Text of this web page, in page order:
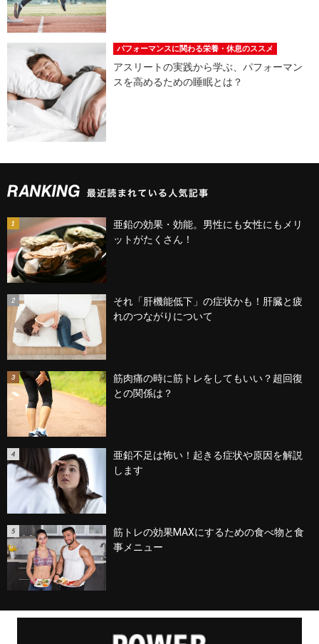
パフォーマンスに関わる栄養・休息のススメ
アスリートの実践から学ぶ、パフォーマン
スを高めるための睡眠とは？
亜鉛の効果・効能。男性にも女性にもメリ
ットがたくさん！
それ「肝機能低下」の症状かも！肝臓と疲
れのつながりについて
筋肉痛の時に筋トレをしてもいい？超回復
との関係は？
亜鉛不足は怖い！起きる症状や原因を解説
します
筋トレの効果MAXにするための食べ物と食
事メニュー